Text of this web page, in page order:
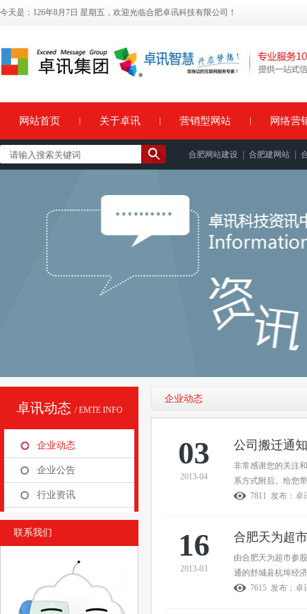
今天是：126年8月7日 星期五，欢迎光临合肥卓讯科技有限公司！
网站首页 关于卓讯 营销型网站 网络营
合肥网站建设 合肥建网站
卓讯动态 / EMTE INFO
企业动态
企业公告
行业资讯
联系我们
企业动态
03
2013-04
公司搬迁通知
非常感谢您的关注
系方式附后。给您
7811 发布：卓
16
2013-03
合肥天为超
由合肥天为超市参
通的舒城县杭埠经
7615 发布：卓